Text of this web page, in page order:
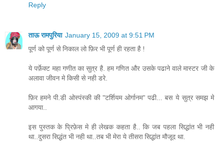
Reply
ताऊ रामपुरिया January 15, 2009 at 9:51 PM
पूर्ण को पूर्ण से निकाल लो फ़िर भी पूर्ण ही रहता है !
ये पर्फ़ेक्ट महा गणीत का सुत्र है. हम गणित और उसके पढाने वाले मास्टर जी के
अलावा जीवन मे किसी से नही डरे.
फ़िर हमने पी.डी ओस्पंस्की की "टर्शियम ओर्गानम" पढी... बस ये सुत्र समझ मे
आगया..
इस पुस्तक के प्रिफ़ेस मे ही लेखक कहता है.. कि जब पहला सिद्धांत भी नही
था..दुसरा सिद्धंत भी नही था..तब भी मेरा ये तीसरा सिद्धांत मौजूद था.